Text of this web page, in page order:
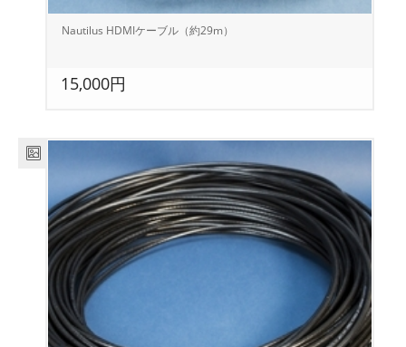
Nautilus HDMIケーブル（約29m）
15,000円